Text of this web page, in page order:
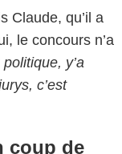
Claude, qu’il a
le concours n’a
politique, y’a
c’est
coup de